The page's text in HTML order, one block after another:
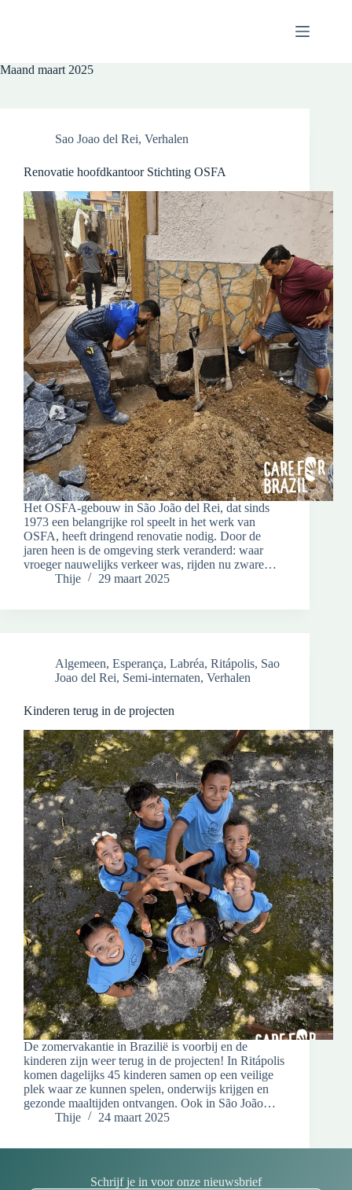
Maand maart 2025
Sao Joao del Rei, Verhalen
Renovatie hoofdkantoor Stichting OSFA
Het OSFA-gebouw in São João del Rei, dat sinds
1973 een belangrijke rol speelt in het werk van
OSFA, heeft dringend renovatie nodig. Door de
jaren heen is de omgeving sterk veranderd: waar
vroeger nauwelijks verkeer was, rijden nu zware…
Thije
29 maart 2025
Algemeen, Esperança, Labréa, Ritápolis, Sao
Joao del Rei, Semi-internaten, Verhalen
Kinderen terug in de projecten
De zomervakantie in Brazilië is voorbij en de
kinderen zijn weer terug in de projecten! In Ritápolis
komen dagelijks 45 kinderen samen op een veilige
plek waar ze kunnen spelen, onderwijs krijgen en
gezonde maaltijden ontvangen. Ook in São João…
Thije
24 maart 2025
Schrijf je in voor onze nieuwsbrief